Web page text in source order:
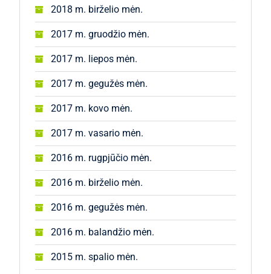
2018 m. birželio mėn.
2017 m. gruodžio mėn.
2017 m. liepos mėn.
2017 m. gegužės mėn.
2017 m. kovo mėn.
2017 m. vasario mėn.
2016 m. rugpjūčio mėn.
2016 m. birželio mėn.
2016 m. gegužės mėn.
2016 m. balandžio mėn.
2015 m. spalio mėn.